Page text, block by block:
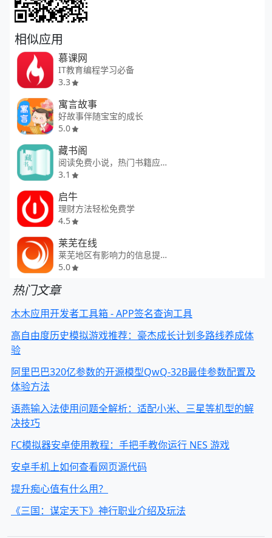
相似应用
慕课网
IT教育编程学习必备
3.3
寓言故事
好故事伴随宝宝的成长
5.0
藏书阁
阅读免费小说，热门书籍应有尽有
3.1
启牛
理财方法轻松免费学
4.5
莱芜在线
莱芜地区有影响力的信息提供者
5.0
热门文章
木木应用开发者工具箱 - APP签名查询工具
高自由度历史模拟游戏推荐：豪杰成长计划多路线养成体
验
阿里巴巴320亿参数的开源模型QwQ-32B最佳参数配置及
体验方法
语燕输入法使用问题全解析：适配小米、三星等机型的解
决技巧
FC模拟器安卓使用教程：手把手教你运行 NES 游戏
安卓手机上如何查看网页源代码
提升痴心值有什么用？
《三国：谋定天下》神行职业介绍及玩法